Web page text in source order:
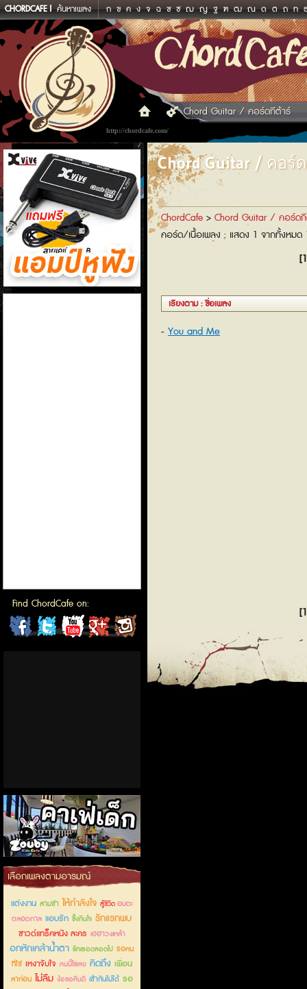
CHORDCAFE ค้นหาเพลง ก ข ค ง จ ฉ ช ซ ฌ ญ ฐ ฑ ฒ ณ ด ต ถ ท
http://chordcafe.com/
Chord Guitar / คอร์ดกีต้าร์
แอมป์หูฟัง
Find ChordCafe on:
ChordCafeChordCafeChordCafeChordCafe
คาเฟ่เด็กลำลูกกา
เลือกเพลงตามอารมณ์
แต่งงาน สามช่า ให้กำลังใจ สู้ชีวิตอมตะ
ตลอดกาล แอบรัก ซึ้งกินใจ รักแรกพบ
ซาวด์แทร็คหนัง ละคร เฮฮาวงเหล้า
อกหักเคล้าน้ำตา รักเธอตลอดไป รอคน
ที่ใช่ เหงาจับใจ คนนี้ใช่เลย คิดถึง เพื่อน
ลาก่อน ไม่ลืม ง้อขอคืนดี เข้ากันไม่ได้ รอ
Chord Guitar / คอร์
ChordCafe > Chord Guitar / คอร์ด
คอร์ด/เนื้อเพลง : แสดง 1 จากทั้งหมด
เรียงตาม : ชื่อเพลง
You and Me